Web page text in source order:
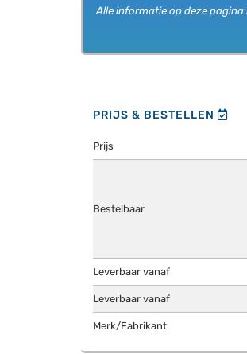
Alle informatie op deze
PRIJS & BESTELLEN
Prijs
Bestelbaar
Leverbaar vanaf
Leverbaar vanaf
Merk/Fabrikant